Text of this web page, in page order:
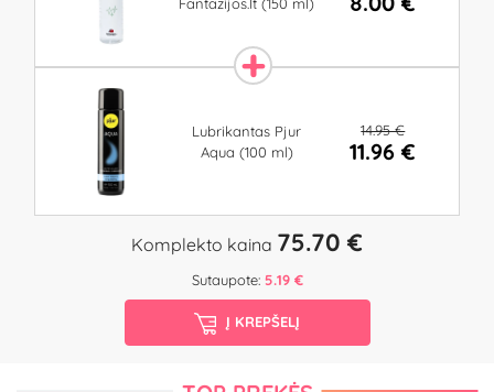
Lubrikantas Pjur
Aqua (100 ml)
14.95 €
11.96 €
Komplekto kaina 75.70 €
Sutaupote: 5.19 €
Į KREPŠELĮ